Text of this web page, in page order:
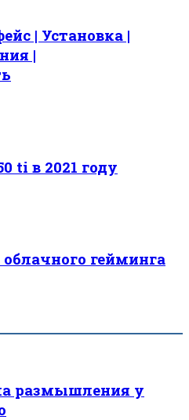
| Установка |
|
ti в 2021 году
облачного гейминга
размышления у